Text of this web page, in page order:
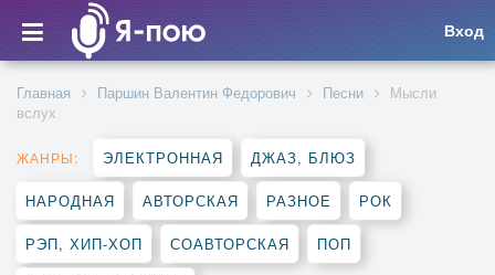
Вход
Главная Паршин Валентин Федорович Песни
Мысли
вслух
ЖАНРЫ: ЭЛЕКТРОННАЯ ДЖАЗ, БЛЮЗ
НАРОДНАЯ АВТОРСКАЯ РАЗНОЕ РОК
РЭП, ХИП-ХОП СОАВТОРСКАЯ ПОП